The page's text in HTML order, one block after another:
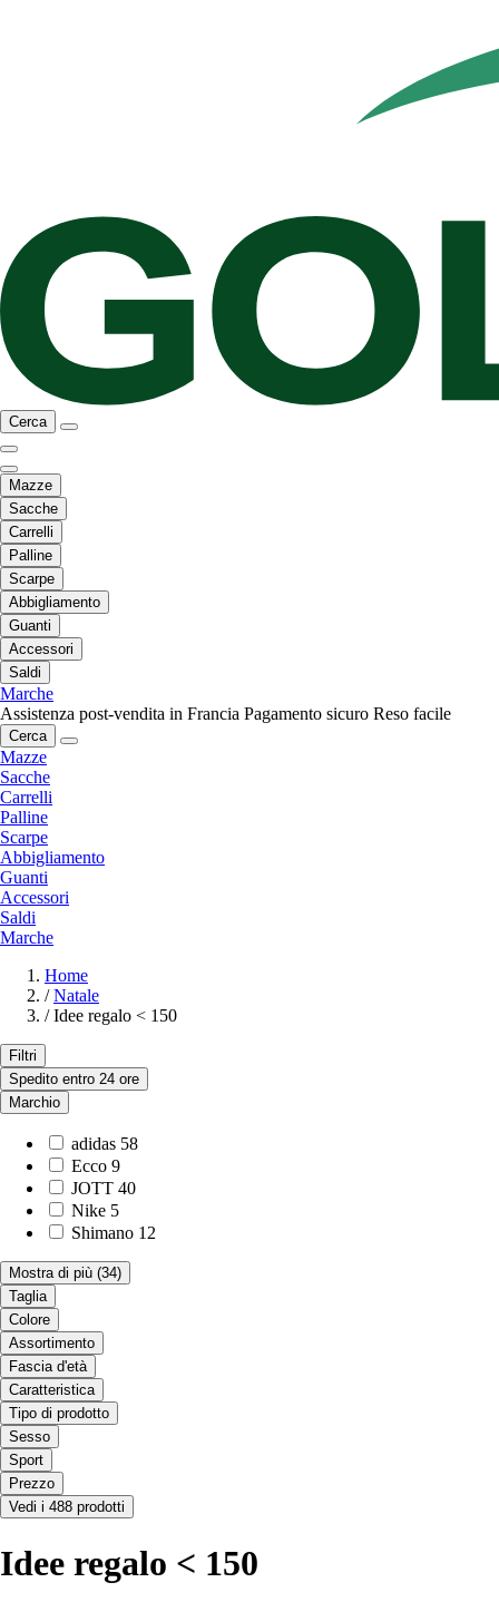
Cerca
Mazze
Sacche
Carrelli
Palline
Scarpe
Abbigliamento
Guanti
Accessori
Saldi
Marche
Assistenza post-vendita in Francia Pagamento sicuro Reso facile
Cerca
Mazze
Sacche
Carrelli
Palline
Scarpe
Abbigliamento
Guanti
Accessori
Saldi
Marche
Home
/ Natale
/ Idee regalo < 150
Filtri
Spedito entro 24 ore
Marchio
adidas 58
Ecco 9
JOTT 40
Nike 5
Shimano 12
Mostra di più (34)
Taglia
Colore
Assortimento
Fascia d'età
Caratteristica
Tipo di prodotto
Sesso
Sport
Prezzo
Vedi i 488 prodotti
Idee regalo < 150